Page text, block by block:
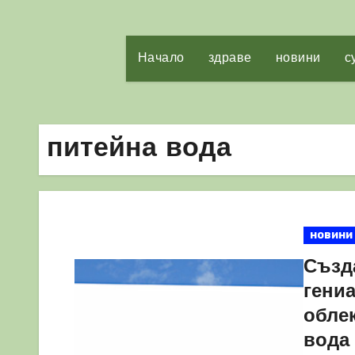
Начало здраве новини
питейна вода
новини
вода